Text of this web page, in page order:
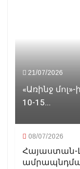
21/07/2026
«Առինջ
10-15...
08/07/2026
Հայաստան-